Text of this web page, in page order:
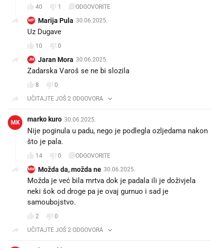
40 1 ODGOVORITE
MP Marija Pula 30.06.2025.
Uz Dugave
10 0
JM Jaran Mora 30.06.2025.
Zadarska Varoš se ne bi slozila
8
0
UČITAJTE JOŠ 2 ODGOVORA
MK marko kuro 30.06.2025.
Nije poginula u padu, nego je podlegla ozljedama nakon
što je pala.
14 0 ODGOVORITE
MM Možda da, možda ne 30.06.2025.
Možda je već bila mrtva dok je padala ili je doživjela
neki šok od droge pa je ovaj gurnuo i sad je
samoubojstvo.
2
0
UČITAJTE JOŠ 2 ODGOVORA